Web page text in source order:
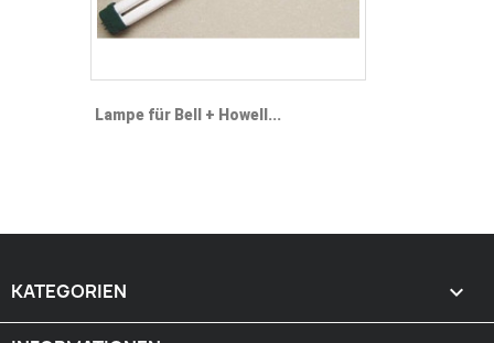
Lampe für Bell + Howell...
KATEGORIEN 